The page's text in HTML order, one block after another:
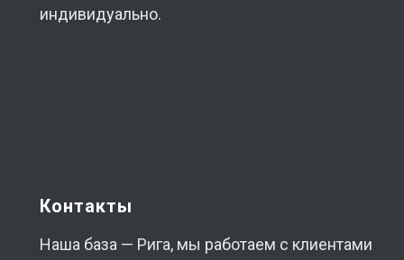
индивидуально.
Контакты
Наша база — Рига, мы работаем с клиентами